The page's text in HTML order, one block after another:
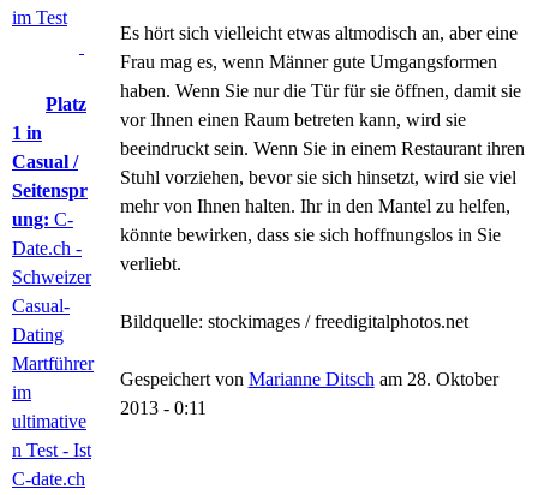
Es hört sich vielleicht etwas altmodisch an, aber eine
Frau mag es, wenn Männer gute Umgangsformen
haben. Wenn Sie nur die Tür für sie öffnen, damit sie
vor Ihnen einen Raum betreten kann, wird sie
beeindruckt sein. Wenn Sie in einem Restaurant ihren
Stuhl vorziehen, bevor sie sich hinsetzt, wird sie viel
mehr von Ihnen halten. Ihr in den Mantel zu helfen,
könnte bewirken, dass sie sich hoffnungslos in Sie
verliebt.
Bildquelle: stockimages / freedigitalphotos.net
Gespeichert von Marianne Ditsch am 28. Oktober
2013 - 0:11
im Test
Platz
1 in
Casual /
Seitenspr
ung: C-
Date.ch -
Schweizer
Casual-
Dating
Martführer
im
ultimative
n Test - Ist
C-date.ch